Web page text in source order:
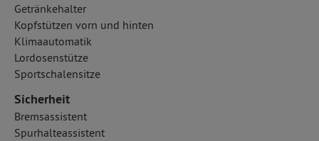
Getränkehalter
Kopfstützen vorn und hinten
Klimaautomatik
Lordosenstütze
Sportschalensitze
Sicherheit
Bremsassistent
Spurhalteassistent